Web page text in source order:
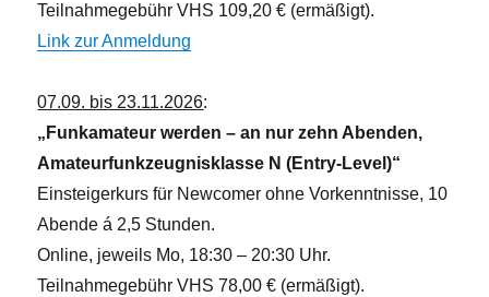
Teilnahmegebühr VHS 109,20 € (ermäßigt).
Link zur Anmeldung
07.09. bis 23.11.2026:
„Funkamateur werden – an nur zehn Abenden,
Amateurfunkzeugnisklasse N (Entry-Level)“
Einsteigerkurs für Newcomer ohne Vorkenntnisse, 10
Abende á 2,5 Stunden.
Online, jeweils Mo, 18:30 – 20:30 Uhr.
Teilnahmegebühr VHS 78,00 € (ermäßigt).